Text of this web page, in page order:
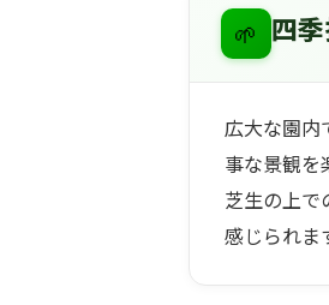
🌱 四
広大な園内
事な景観を
芝生の上で
感じられま